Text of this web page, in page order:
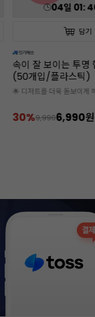
04일 01:
담기
속이 잘 보이는 투명
(50개입/플라스틱)
🌟 디저트를 더욱 돋보이게
30%9,9906,990원